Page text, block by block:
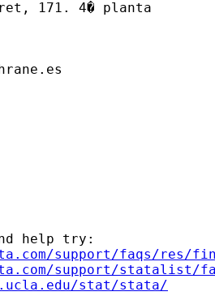
171. 4� planta
help try:
support/faqs/res/
support/statalist/
stat/stata/